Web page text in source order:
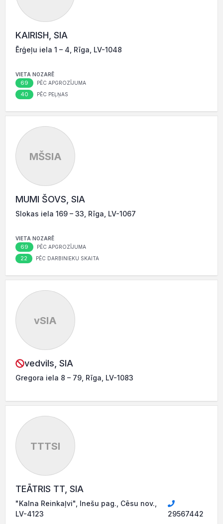
KAIRISH, SIA
Ērģeļu iela 1 – 4, Rīga, LV-1048
VIETA NOZARĒ
69 PĒC APGROZĪJUMA
40 PĒC PEĻŅAS
MŠSIA
MUMI ŠOVS, SIA
Slokas iela 169 – 33, Rīga, LV-1067
VIETA NOZARĒ
69 PĒC APGROZĪJUMA
22 PĒC DARBINIEKU SKAITA
vSIA
vedvils, SIA
Gregora iela 8 – 79, Rīga, LV-1083
TTTSI
TEĀTRIS TT, SIA
"Kalna Reinkaļvi", Inešu pag., Cēsu nov.,
LV-4123
29567442